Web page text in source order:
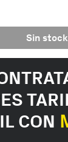
Sin stock
CON